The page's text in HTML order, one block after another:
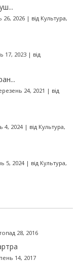
26, 2026| від Культура,
17, 2023| від
24, 2021 | від
4, 2024| від Культура,
5, 2024| від Культура,
28, 2016
14, 2017